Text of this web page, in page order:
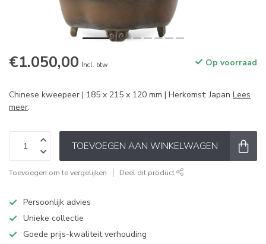
€1.050,00 Incl. btw Op voorraad
Chinese kweepeer | 185 x 215 x 120 mm | Herkomst: Japan Lees
meer.
TOEVOEGEN AAN WINKELWAGEN
Toevoegen om te vergelijken Deel dit product
Persoonlijk advies
Unieke collectie
Goede prijs-kwaliteit verhouding